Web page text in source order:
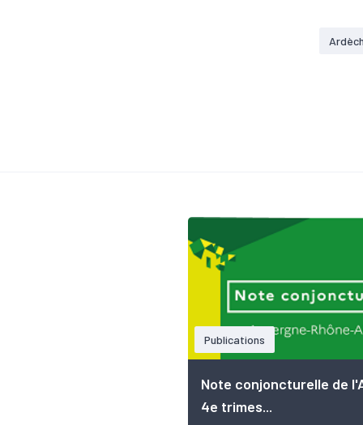
Publications
Note conjoncturelle de
4e trimes...